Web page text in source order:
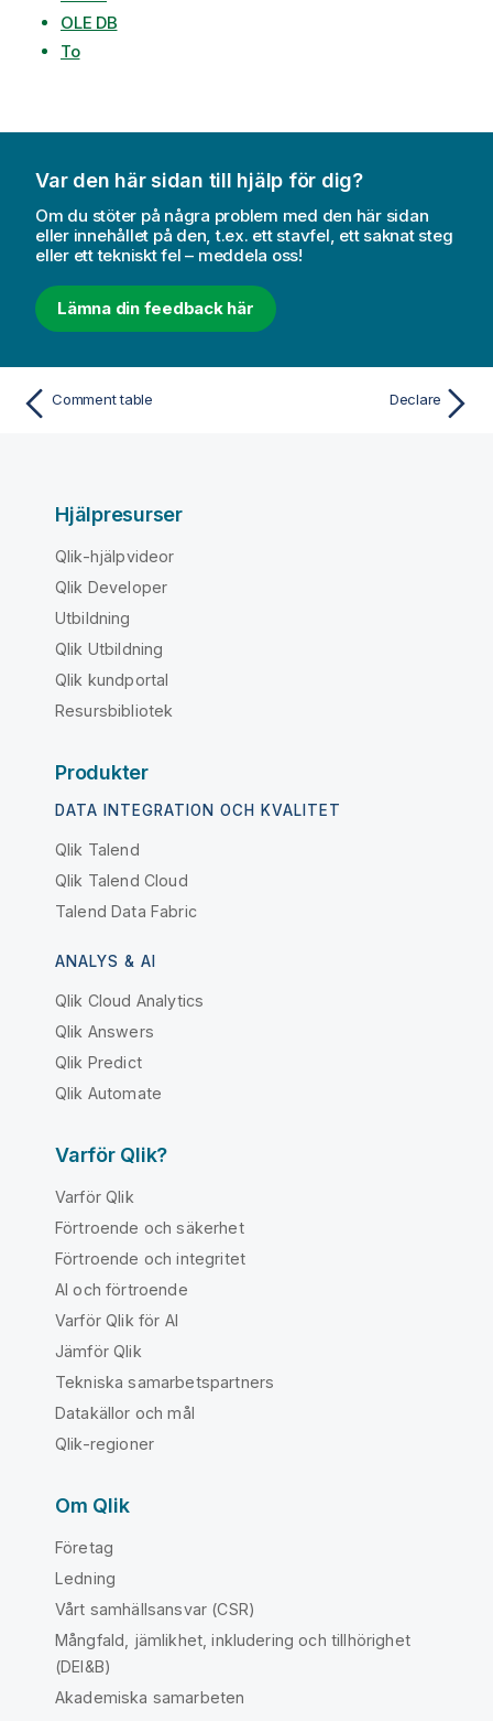
OLE DB
To
Var den här sidan till hjälp för dig?
Om du stöter på några problem med den här sidan
eller innehållet på den, t.ex. ett stavfel, ett saknat steg
eller ett tekniskt fel – meddela oss!
Lämna din feedback här
Comment table Declare
Hjälpresurser
Qlik-hjälpvideor
Qlik Developer
Utbildning
Qlik Utbildning
Qlik kundportal
Resursbibliotek
Produkter
DATA INTEGRATION OCH KVALITET
Qlik Talend
Qlik Talend Cloud
Talend Data Fabric
ANALYS & AI
Qlik Cloud Analytics
Qlik Answers
Qlik Predict
Qlik Automate
Varför Qlik?
Varför Qlik
Förtroende och säkerhet
Förtroende och integritet
AI och förtroende
Varför Qlik för AI
Jämför Qlik
Tekniska samarbetspartners
Datakällor och mål
Qlik-regioner
Om Qlik
Företag
Ledning
Vårt samhällsansvar (CSR)
Mångfald, jämlikhet, inkludering och tillhörighet
(DEI&B)
Akademiska samarbeten